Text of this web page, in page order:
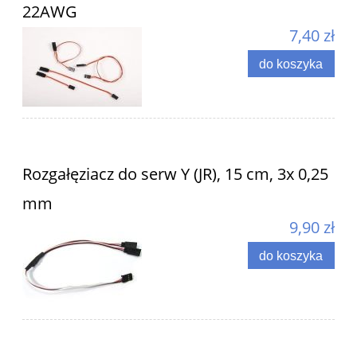
22AWG
7,40 zł
do koszyka
Rozgałęziacz do serw Y (JR), 15 cm, 3x 0,25
mm
9,90 zł
do koszyka